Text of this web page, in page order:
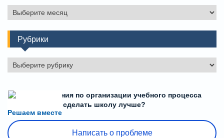
Архивы
Рубрики
Рубрики
Решаем вместе
Есть предложения по организации учебного процесса
или знаете, как сделать школу лучше?
Написать о проблеме